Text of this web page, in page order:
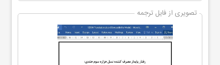
تصویری از فایل ترجمه